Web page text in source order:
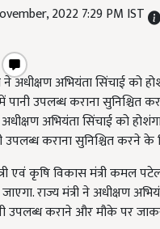
2022 7:29 PM IST
अभियंता सिंचाई को
उपलब्ध कराना सुनिश्चित करने
एवं कृषि विकास मंत्री कमल
जाएगा. राज्य मंत्री ने
उपलब्ध कराने और मौके पर